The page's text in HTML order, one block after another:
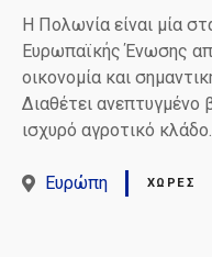
Η Πολωνία είναι μία
Ευρωπαϊκής Ένωσης
οικονομία και
Διαθέτει ανεπτυγμένο
ισχυρό αγροτικό κλάδο.
Ευρώπη ΧΏΡΕΣ